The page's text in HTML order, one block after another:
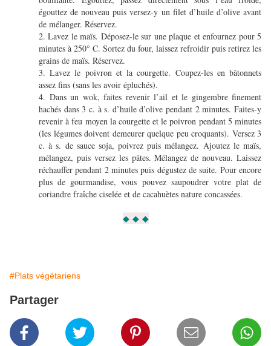
égouttez de nouveau puis versez-y un filet d’huile d’olive avant
de mélanger. Réservez.
2. Lavez le maïs. Déposez-le sur une plaque et enfournez pour 5
minutes à 250° C. Sortez du four, laissez refroidir puis retirez les
grains de maïs. Réservez.
3. Lavez le poivron et la courgette. Coupez-les en bâtonnets
assez fins (sans les avoir épluchés).
4. Dans un wok, faites revenir l’ail et le gingembre finement
hachés dans 3 c. à s. d’huile d’olive pendant 2 minutes. Faites-y
revenir à feu moyen la courgette et le poivron pendant 5 minutes
(les légumes doivent demeurer quelque peu croquants). Versez 3
c. à s. de sauce soja, poivrez puis mélangez. Ajoutez le maïs,
mélangez, puis versez les pâtes. Mélangez de nouveau. Laissez
réchauffer pendant 2 minutes puis dégustez de suite. Pour encore
plus de gourmandise, vous pouvez saupoudrer votre plat de
coriandre fraîche ciselée et de cacahuètes nature concassées.
◆ ◆ ◆
#Plats végétariens
Partager